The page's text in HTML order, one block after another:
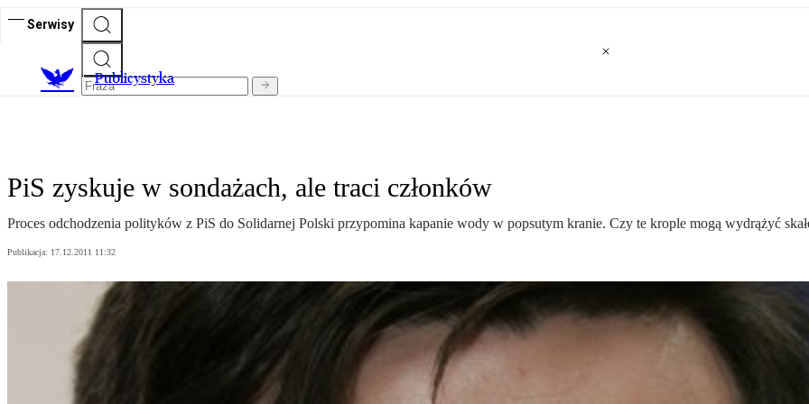
Serwisy
Publicystyka
PiS zyskuje w sondażach, ale traci członków
Proces odchodzenia polityków z PiS do Solidarnej Polski przypomina kapanie wody w popsutym kranie. Czy te krople mogą wydrążyć
Publikacja: 17.12.2011 11:32